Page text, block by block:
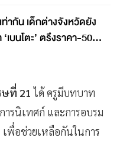
ท่ากัน เด็กต่างจังหวัดยัง
บนโตะ’ ตรึงราคา-50
ที่ 21 ได้ ครูมีบทบาท
ารนิเทศก์ และการอบรม
พื่อช่วยเหลือกันในการ